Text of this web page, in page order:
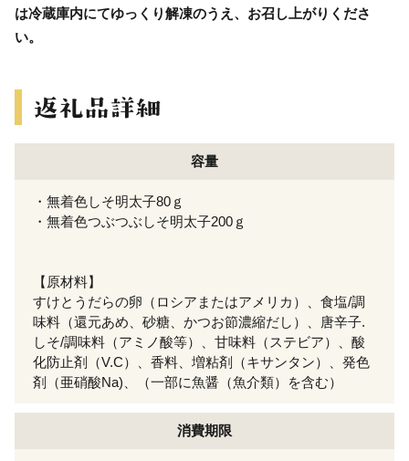
は冷蔵庫内にてゆっくり解凍のうえ、お召し上がりくださ
い。
容量
・無着色しそ明太子80ｇ
・無着色つぶつぶしそ明太子200ｇ
【原材料】
すけとうだらの卵（ロシアまたはアメリカ）、食塩/調
味料（還元あめ、砂糖、かつお節濃縮だし）、唐辛子.
しそ/調味料（アミノ酸等）、甘味料（ステビア）、酸
化防止剤（V.C）、香料、増粘剤（キサンタン）、発色
剤（亜硝酸Na)、（一部に魚醤（魚介類）を含む）
消費期限